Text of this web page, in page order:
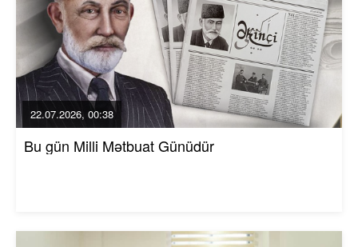
22.07.2026, 00:38
Bu gün Milli Mətbuat Günüdür